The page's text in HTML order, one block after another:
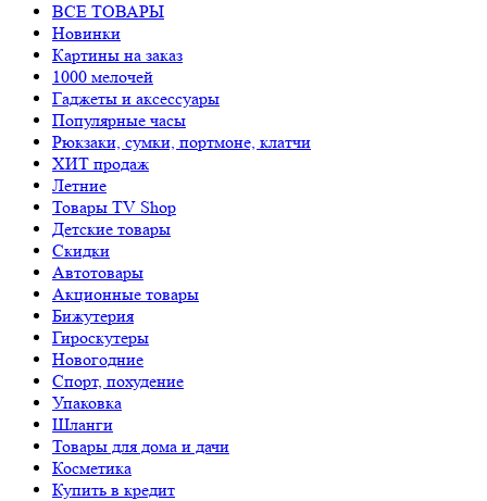
ВСЕ ТОВАРЫ
Новинки
Картины на заказ
1000 мелочей
Гаджеты и аксессуары
Популярные часы
Рюкзаки, сумки, портмоне, клатчи
ХИТ продаж
Летние
Товары TV Shop
Детские товары
Cкидки
Автотовары
Акционные товары
Бижутерия
Гироскутеры
Новогодние
Спорт, похудение
Упаковка
Шланги
Товары для дома и дачи
Косметика
Купить в кредит